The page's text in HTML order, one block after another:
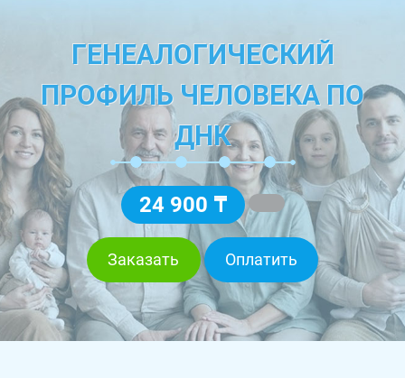
ГЕНЕАЛОГИЧЕСКИЙ
ПРОФИЛЬ ЧЕЛОВЕКА ПО
ДНК
24 900 ₸
Заказать Оплатить